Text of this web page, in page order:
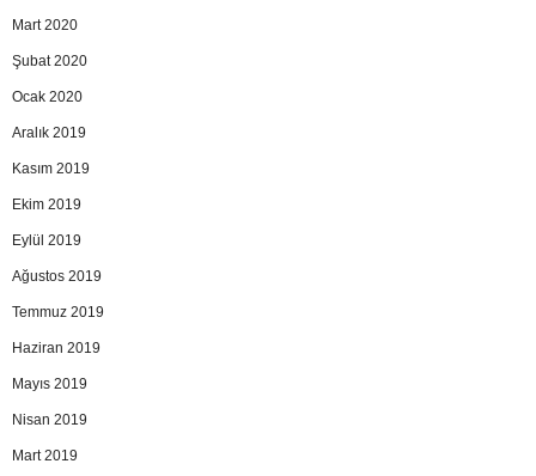
Mart 2020
Şubat 2020
Ocak 2020
Aralık 2019
Kasım 2019
Ekim 2019
Eylül 2019
Ağustos 2019
Temmuz 2019
Haziran 2019
Mayıs 2019
Nisan 2019
Mart 2019